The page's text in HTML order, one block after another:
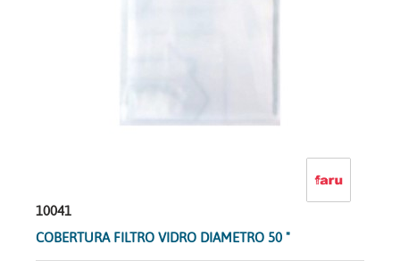
10041
COBERTURA FILTRO VIDRO DIAMETRO 50 "